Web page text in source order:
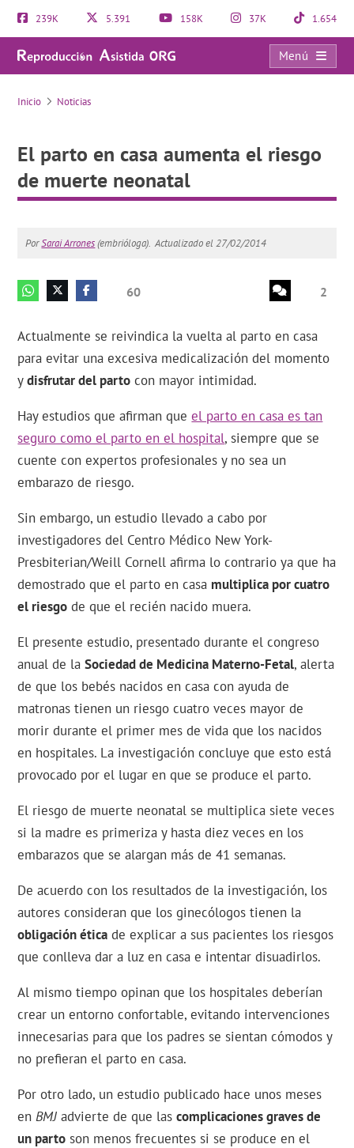
239K 5.391 158K 37K 1.654
Menú
El parto en casa aumenta el riesgo de muerte neonatal
Inicio Noticias
El parto en casa aumenta el riesgo
de muerte neonatal
PorSarai Arrones(embrióloga). Actualizado el 27/02/2014
60 2
Actualmente se reivindica la vuelta al parto en casa
para evitar una excesiva medicalización del momento
ydisfrutar del parto con mayor intimidad.
Hay estudios que afirman queel parto en casa es tan
seguro como el parto en el hospital, siempre que se
cuente con expertos profesionales y no sea un
embarazo de riesgo.
Sin embargo, un estudio llevado a cabo por
investigadores del Centro Médico New York-
Presbiterian/Weill Cornell afirma lo contrario ya que ha
demostrado que el parto en casa multiplica por cuatro
el riesgo de que el recién nacido muera.
El presente estudio, presentado durante el congreso
anual de laSociedad de Medicina Materno-Fetal, alerta
de que los bebés nacidos en casa con ayuda de
matronas tienen un riesgo cuatro veces mayor de
morir durante el primer mes de vida que los nacidos
en hospitales. La investigación concluye que esto está
provocado por el lugar en que se produce el parto.
El riesgo de muerte neonatal se multiplica siete veces
si la madre es primeriza y hasta diez veces en los
embarazos que se alargan más de 41 semanas.
De acuerdo con los resultados de la investigación, los
autores consideran que los ginecólogos tienen la
obligación ética de explicar a sus pacientes los riesgos
que conlleva dar a luz en casa e intentar disuadirlos.
Al mismo tiempo opinan que los hospitales deberían
crear un entorno confortable, evitando intervenciones
innecesarias para que los padres se sientan cómodos y
no prefieran el parto en casa.
Por otro lado, un estudio publicado hace unos meses
enBMJ advierte de que lascomplicaciones graves de
un parto son menos frecuentes si se produce en el